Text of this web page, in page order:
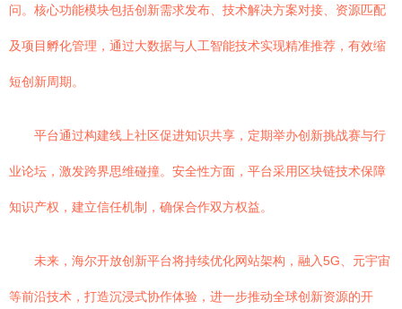
问。核心功能模块包括创新需求发布、技术解决方案对接、资源匹配
及项目孵化管理，通过大数据与人工智能技术实现精准推荐，有效缩
短创新周期。
平台通过构建线上社区促进知识共享，定期举办创新挑战赛与行
业论坛，激发跨界思维碰撞。安全性方面，平台采用区块链技术保障
知识产权，建立信任机制，确保合作双方权益。
未来，海尔开放创新平台将持续优化网站架构，融入5G、元宇宙
等前沿技术，打造沉浸式协作体验，进一步推动全球创新资源的开